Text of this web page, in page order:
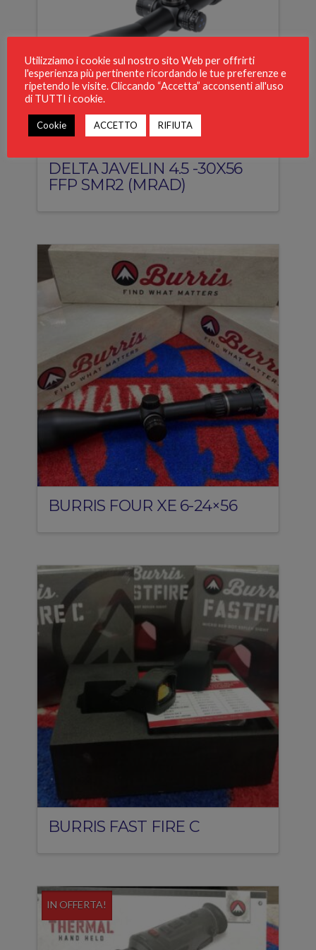
DELTA JAVELIN 4.5 -30X56
FFP SMR2 (MRAD)
BURRIS FOUR XE 6-24×56
BURRIS FAST FIRE C
IN OFFERTA!
Utilizziamo i cookie sul nostro sito Web per offrirti
l'esperienza più pertinente ricordando le tue preferenze e
ripetendo le visite. Cliccando “Accetta” acconsenti all'uso
di TUTTI i cookie.
Cookie ACCETTO RIFIUTA